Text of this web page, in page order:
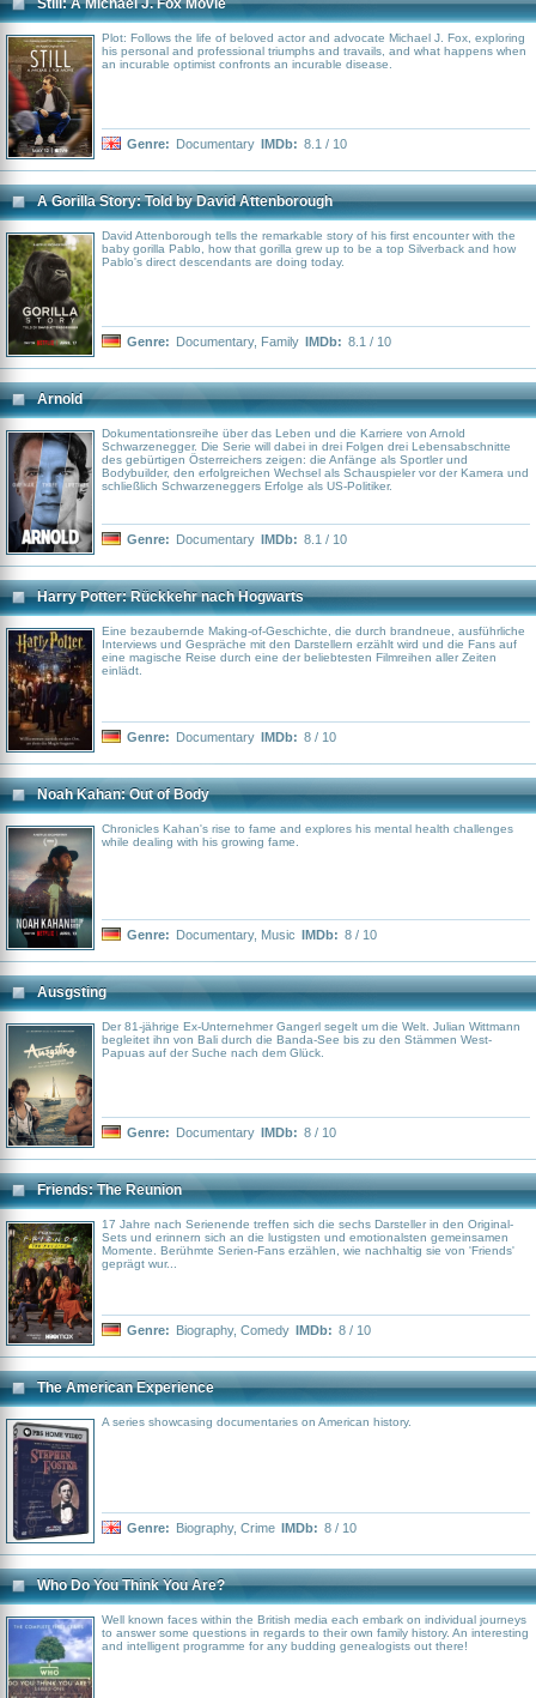
Still: A Michael J. Fox Movie
Plot: Follows the life of beloved actor and advocate Michael J. Fox, exploring
his personal and professional triumphs and travails, and what happens when
an incurable optimist confronts an incurable disease.
Genre: Documentary IMDb: 8.1 / 10
A Gorilla Story: Told by David Attenborough
David Attenborough tells the remarkable story of his first encounter with the
baby gorilla Pablo, how that gorilla grew up to be a top Silverback and how
Pablo's direct descendants are doing today.
Genre: Documentary, Family IMDb: 8.1 / 10
Arnold
Dokumentationsreihe über das Leben und die Karriere von Arnold
Schwarzenegger. Die Serie will dabei in drei Folgen drei Lebensabschnitte
des gebürtigen Österreichers zeigen: die Anfänge als Sportler und
Bodybuilder, den erfolgreichen Wechsel als Schauspieler vor der Kamera und
schließlich Schwarzeneggers Erfolge als US-Politiker.
Genre: Documentary IMDb: 8.1 / 10
Harry Potter: Rückkehr nach Hogwarts
Eine bezaubernde Making-of-Geschichte, die durch brandneue, ausführliche
Interviews und Gespräche mit den Darstellern erzählt wird und die Fans auf
eine magische Reise durch eine der beliebtesten Filmreihen aller Zeiten
einlädt.
Genre: Documentary IMDb: 8 / 10
Noah Kahan: Out of Body
Chronicles Kahan's rise to fame and explores his mental health challenges
while dealing with his growing fame.
Genre: Documentary, Music IMDb: 8 / 10
Ausgsting
Der 81-jährige Ex-Unternehmer Gangerl segelt um die Welt. Julian Wittmann
begleitet ihn von Bali durch die Banda-See bis zu den Stämmen West-
Papuas auf der Suche nach dem Glück.
Genre: Documentary IMDb: 8 / 10
Friends: The Reunion
17 Jahre nach Serienende treffen sich die sechs Darsteller in den Original-
Sets und erinnern sich an die lustigsten und emotionalsten gemeinsamen
Momente. Berühmte Serien-Fans erzählen, wie nachhaltig sie von 'Friends'
geprägt wur...
Genre: Biography, Comedy IMDb: 8 / 10
The American Experience
A series showcasing documentaries on American history.
Genre: Biography, Crime IMDb: 8 / 10
Who Do You Think You Are?
Well known faces within the British media each embark on individual journeys
to answer some questions in regards to their own family history. An interesting
and intelligent programme for any budding genealogists out there!